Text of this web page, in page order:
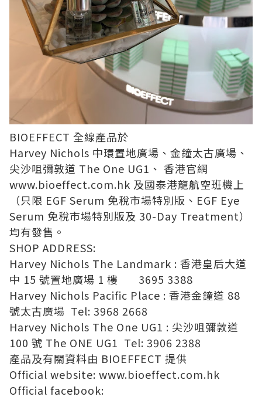
BIOEFFECT 全線產品於
Harvey Nichols 中環置地廣場、金鐘太古廣場、
尖沙咀彌敦道 The One UG1、 香港官網
www.bioeffect.com.hk 及國泰港龍航空班機上
（只限 EGF Serum 免稅市場特別版、EGF Eye
Serum 免稅市場特別版及 30-Day Treatment）
均有發售。
SHOP ADDRESS:
Harvey Nichols The Landmark : 香港皇后大道
中 15 號置地廣場 1 樓 3695 3388
Harvey Nichols Pacific Place : 香港金鐘道 88
號太古廣場 Tel: 3968 2668
Harvey Nichols The One UG1 : 尖沙咀彌敦道
100 號 The ONE UG1 Tel: 3906 2388
產品及有關資料由 BIOEFFECT 提供
Official website: www.bioeffect.com.hk
Official facebook: